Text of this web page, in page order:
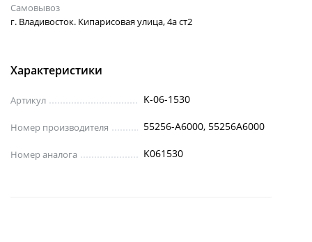
Самовывоз
г. Владивосток. Кипарисовая улица, 4а ст2
Характеристики
Артикул K-06-1530
Номер производителя 55256-A6000, 55256A6000
Номер аналога K061530